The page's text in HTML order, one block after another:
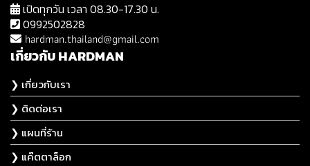
เปิดทุกวัน เวลา 08.30-17.30 น.
0992502828
hardman.thailand@gmail.com
เกี่ยวกับ HARDMAN
❯ เกี่ยวกับเรา
❯ ติดต่อเรา
❯ แผนที่ร้าน
❯ แค๊ตตาล็อก